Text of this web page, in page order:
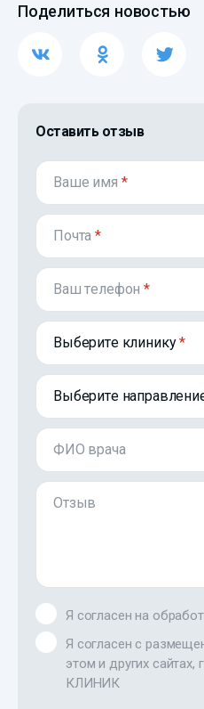
Поделиться новостью
Оставить отзыв
Ваше имя *
Почта*
Ваш телефон*
Выберите клинику
Выберите
ФИО врача
Отзыв
Я согласен на
Я согласен с
этом и других сайтах,
КЛИНИК